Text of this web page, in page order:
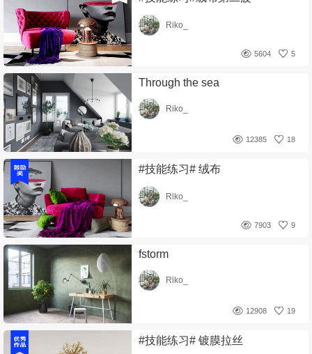
Riko_
5
5604
Through the sea
Riko_
18
12385
#技能练习# 绒布
Riko_
9
7903
fstorm
Riko_
19
12908
#技能练习# 镀膜拉丝